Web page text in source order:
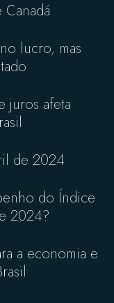
lucro, mas
juros afeta
de 2024
do Índice
2024?
a economia e